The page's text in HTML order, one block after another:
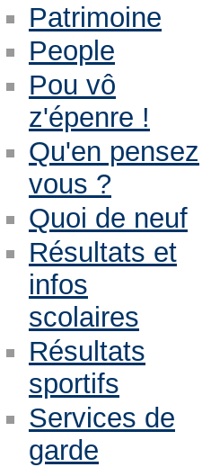
Patrimoine
People
Pou vô
z'épenre !
Qu'en pensez
vous ?
Quoi de neuf
Résultats et
infos
scolaires
Résultats
sportifs
Services de
garde